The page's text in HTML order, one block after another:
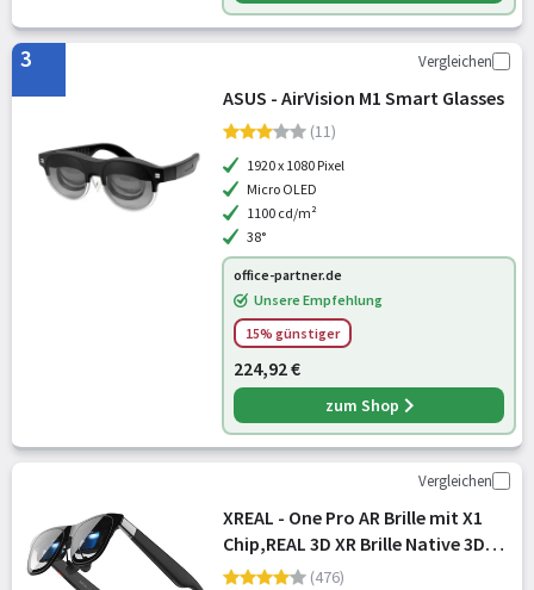
3 Vergleichen
ASUS - AirVision M1 Smart Glasses
(11)
1920 x 1080 Pixel
Micro OLED
1100 cd/m²
38°
office-partner.de
Unsere Empfehlung
15% günstiger
224,92 €
zum Shop
Vergleichen
XREAL - One Pro AR Brille mit X1
Chip,REAL 3D XR Brille Native 3DoF,
X-Prism Optik, 57° Sichtfeld 171"
(476)